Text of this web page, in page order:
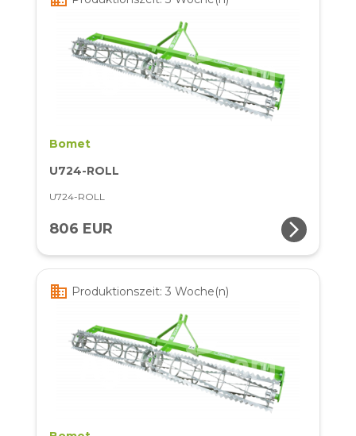
Bomet
U724-ROLL
U724-ROLL
806 EUR arrow_forward_ios
business Produktionszeit: 3 Woche(n)